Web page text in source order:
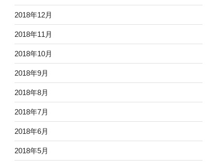
2018年12月
2018年11月
2018年10月
2018年9月
2018年8月
2018年7月
2018年6月
2018年5月